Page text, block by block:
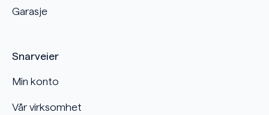
Garasje
Snarveier
Min konto
Vår virksomhet